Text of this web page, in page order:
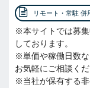
リモート・常駐 併
※本サイトでは募
しております。
※単価や稼働日数
お気軽にご相談くだ
※当社が保有する